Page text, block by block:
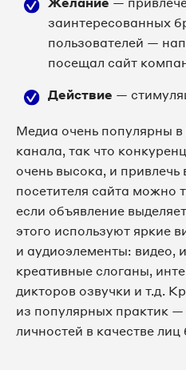
заинтересованных
пользователей —
посещал сайт
Действие —
Медиа очень популярны в
канала, так что
очень высока, и
посетителя сайта можно
если объявление
этого используют яркие
и аудиоэлементы: видео,
креативные слоганы,
дикторов озвучки и т.д.
из популярных практик
личностей в качестве лиц